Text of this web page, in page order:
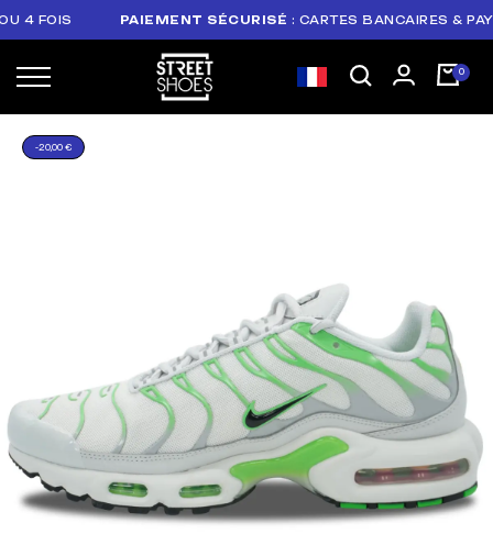
FOIS PAIEMENT SÉCURISÉ: CARTES BANCAIRES & PAYPAL
-20,00 €